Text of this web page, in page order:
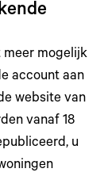
meer mogelijk
account aan
website van
vanaf 18
u